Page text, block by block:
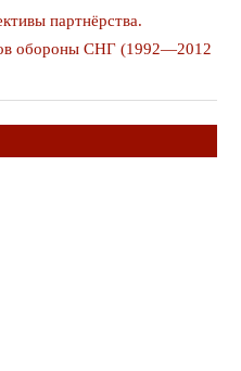
партнёрства.
обороны СНГ (1992—2012